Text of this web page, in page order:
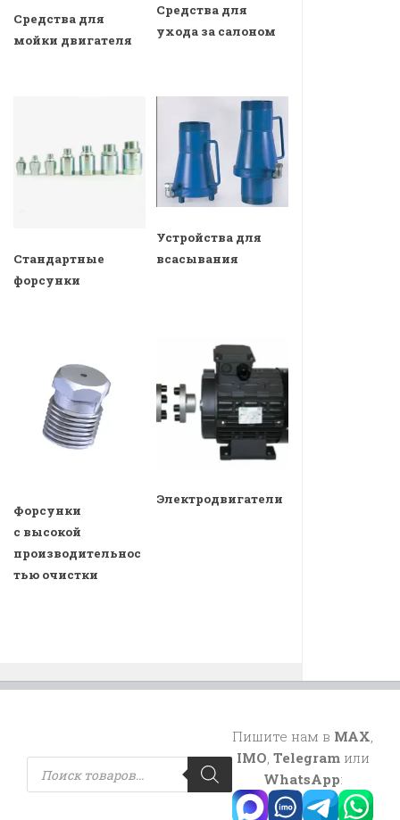
Средства для
мойки двигателя
Средства для
ухода за салоном
Стандартные
форсунки
Устройства для
всасывания
Форсунки
с высокой
производительнос
тью очистки
Электродвигатели
Поиск
товаров
Пишите нам в MAX
IMO Telegramили
WhatsApp: